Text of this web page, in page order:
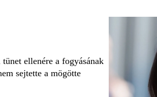
ellenére a fogyásának
sejtette a mögötte